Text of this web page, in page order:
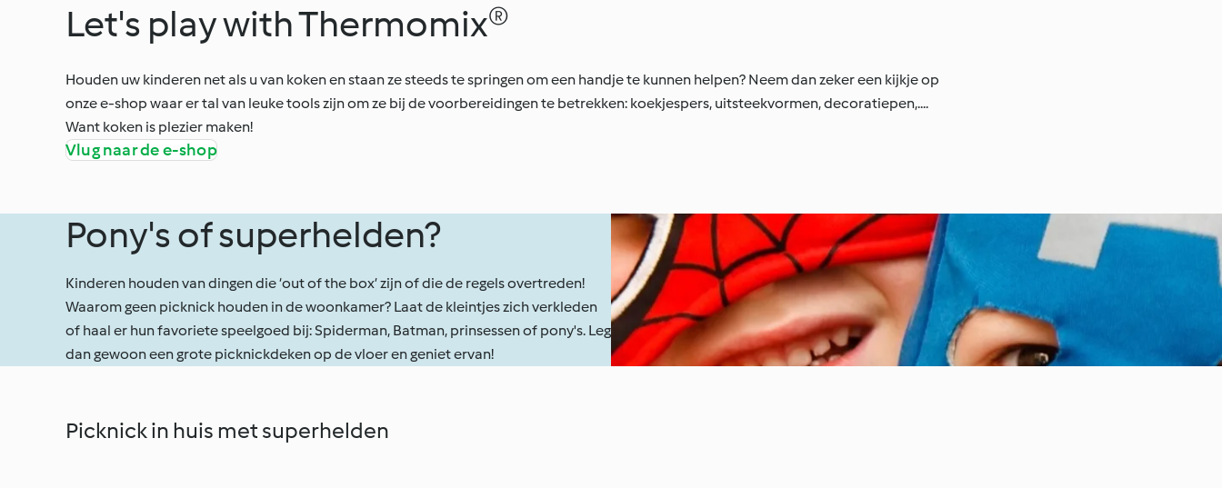
Let's play with Thermomix®
Houden uw kinderen net als u van koken en staan ze steeds te springen om een handje te kunnen helpen? Neem dan zeker een kijkje op
onze e-shop waar er tal van leuke tools zijn om ze bij de voorbereidingen te betrekken: koekjespers, uitsteekvormen, decoratiepen,....
Want koken is plezier maken!
Vlug naar de e-shop
Pony's of superhelden?
Kinderen houden van dingen die ‘out of the box’ zijn of die de regels overtreden!
Waarom geen picknick houden in de woonkamer? Laat de kleintjes zich verkleden
of haal er hun favoriete speelgoed bij: Spiderman, Batman, prinsessen of pony's. Leg
dan gewoon een grote picknickdeken op de vloer en geniet ervan!
Picknick in huis met superhelden